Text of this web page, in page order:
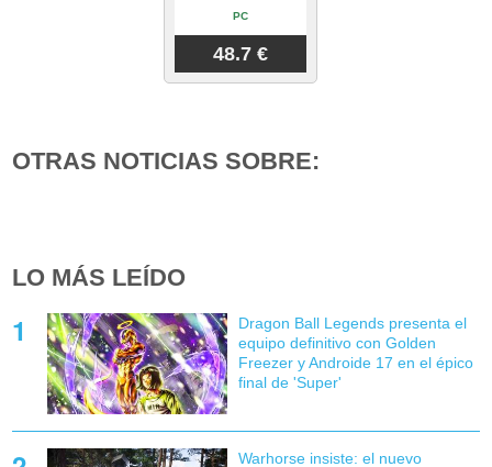
PC
48.7 €
OTRAS NOTICIAS SOBRE:
LO MÁS LEÍDO
Dragon Ball Legends presenta el
equipo definitivo con Golden
Freezer y Androide 17 en el épico
final de 'Super'
Warhorse insiste: el nuevo